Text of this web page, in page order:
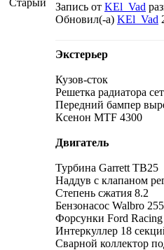
Запись от KEl_Vad
Обновил(-а) KEl_Vad
Экстерьер
Кузов-сток
Решетка радиатора
Передний бампер
Ксенон MTF 4300
Двигатель
Турбина Garrett TB25
Наддув с клапаном
Степень сжатия 8.2
Бензонасос Walbro
Форсунки Ford Racing
Интеркуллер 18
Сварной коллектор